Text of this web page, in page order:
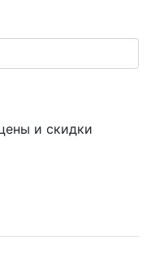
и скидки